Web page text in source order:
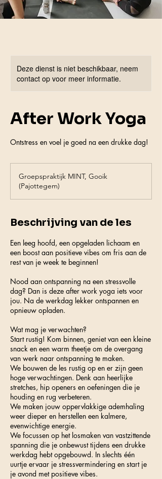
Deze dienst is niet beschikbaar, neem
contact op voor meer informatie.
After Work Yoga
Ontstress en voel je goed na een drukke dag!
Groepspraktijk MINT, Gooik
(Pajottegem)
Beschrijving van de les
Een leeg hoofd, een opgeladen lichaam en
een boost aan positieve vibes om fris aan de
rest van je week te beginnen!
Nood aan ontspanning na een stressvolle
dag? Dan is deze after work yoga iets voor
jou. Na de werkdag lekker ontspannen en
opnieuw opladen.
Wat mag je verwachten?
Start rustig! Kom binnen, geniet van een kleine
snack en een warm theetje om de overgang
van werk naar ontspanning te maken.
We bouwen de les rustig op en er zijn geen
hoge verwachtingen. Denk aan heerlijke
stretches, hip openers en oefeningen die je
houding en rug verbeteren.
We maken jouw oppervlakkige ademhaling
weer dieper en herstellen een kalmere,
evenwichtige energie.
We focussen op het losmaken van vastzittende
spanning die je onbewust tijdens een drukke
werkdag hebt opgebouwd. In slechts één
uurtje ervaar je stressvermindering en start je
je avond met positieve vibes.